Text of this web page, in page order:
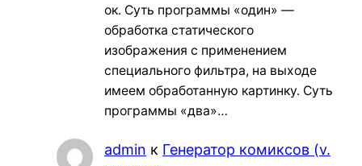
ок. Суть программы «один» —
обработка статического
изображения с применением
специального фильтра, на выходе
имеем обработанную картинку. Суть
программы «два»…
admin к Генератор комиксов (v.